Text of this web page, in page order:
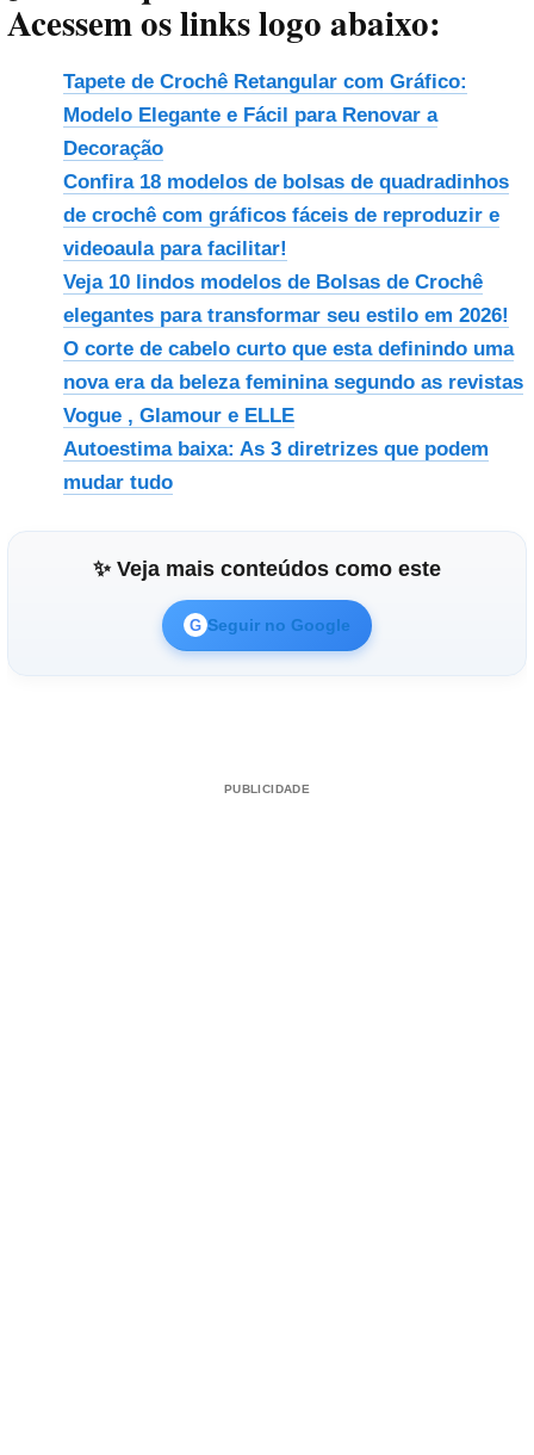
Acessem os links logo abaixo:
Tapete de Crochê Retangular com Gráfico:
Modelo Elegante e Fácil para Renovar a
Decoração
Confira 18 modelos de bolsas de quadradinhos
de crochê com gráficos fáceis de reproduzir e
videoaula para facilitar!
Veja 10 lindos modelos de Bolsas de Crochê
elegantes para transformar seu estilo em 2026!
O corte de cabelo curto que esta definindo uma
nova era da beleza feminina segundo as revistas
Vogue , Glamour e ELLE
Autoestima baixa: As 3 diretrizes que podem
mudar tudo
✨ Veja mais conteúdos como este
G Seguir no Google
PUBLICIDADE